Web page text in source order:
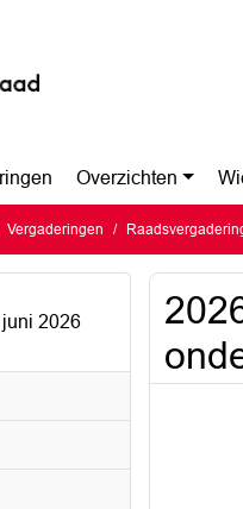
Overzichten
Vergaderingen
2026